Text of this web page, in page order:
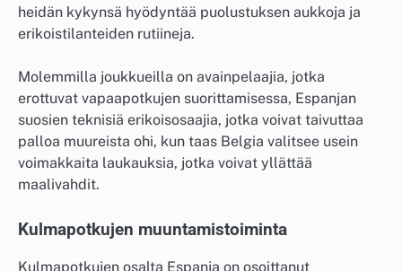
heidän kykynsä hyödyntää puolustuksen aukkoja ja
erikoistilanteiden rutiineja.
Molemmilla joukkueilla on avainpelaajia, jotka
erottuvat vapaapotkujen suorittamisessa, Espanjan
suosien teknisiä erikoisosaajia, jotka voivat taivuttaa
palloa muureista ohi, kun taas Belgia valitsee usein
voimakkaita laukauksia, jotka voivat yllättää
maalivahdit.
Kulmapotkujen muuntamistoiminta
Kulmapotkujen osalta Espanja on osoittanut